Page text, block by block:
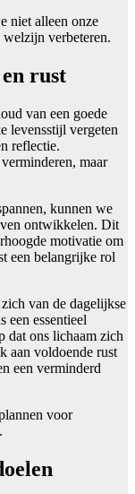
niet alleen onze
welzijn verbeteren.
rust
van een goede
levensstijl vergeten
reflectie.
maar
kunnen we
ontwikkelen. Dit
motivatie om
een belangrijke rol
van de dagelijkse
een essentieel
dat ons lichaam zich
aan voldoende rust
een verminderd
voor